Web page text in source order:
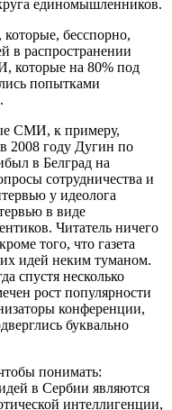
единомышленников.
бесспорно,
в распространении
которые на 80% под
попытками
СМИ, к примеру,
2008 году Дугин по
в Белград на
сотрудничества и
у идеолога
в виде
Читатель ничего
того, что газета
идей неким туманом.
спустя несколько
рост популярности
конференции,
буквально
понимать:
в Сербии являются
интеллигенции,